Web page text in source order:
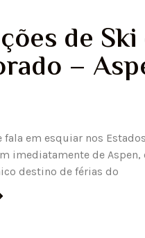
de
–
fala em esquiar nos
imediatamente de Aspen,
destino de férias do